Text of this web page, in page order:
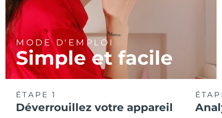
MODE D'EMPLOI
Simple et facile
ÉTAPE 1
Déverrouillez votre appareil